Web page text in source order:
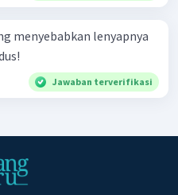
menyebabkan lenyapnya
Jawaban terverifikasi